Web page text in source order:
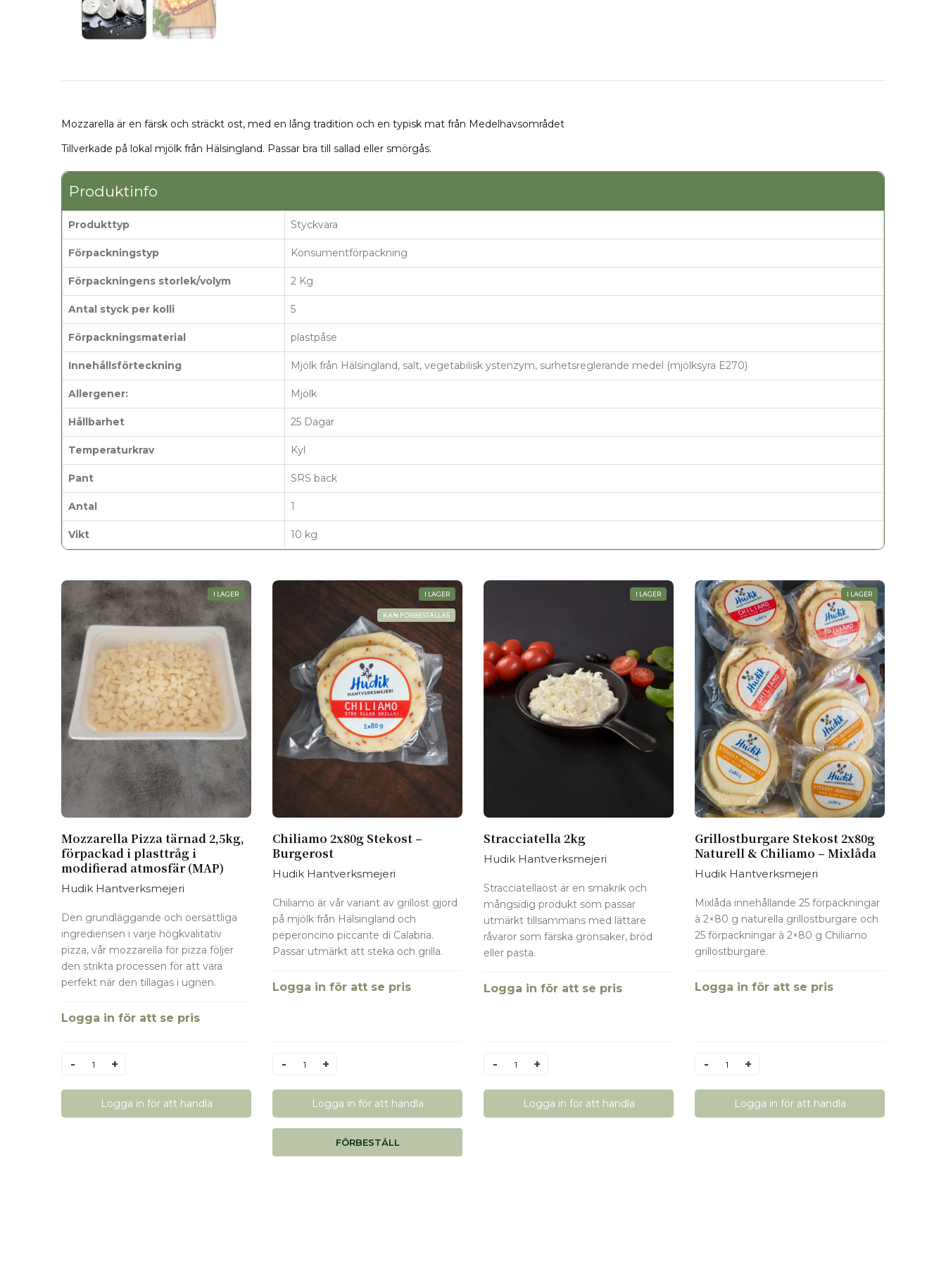
Mozzarella är en färsk och sträckt ost, med en lång tradition och en typisk mat från Medelhavsområdet
Tillverkade på lokal mjölk från Hälsingland. Passar bra till sallad eller smörgås.
Produktinfo
Produkttyp Styckvara
Förpackningstyp Konsumentförpackning
Förpackningens storlek/volym 2 Kg
Antal styck per kolli 5
Förpackningsmaterial plastpåse
Innehållsförteckning Mjölk från Hälsingland, salt, vegetabilisk ystenzym, surhetsreglerande medel (mjölksyra E270)
Allergener: Mjölk
Hållbarhet 25 Dagar
Temperaturkrav Kyl
Pant SRS back
Antal 1
Vikt 10 kg
I LAGER
Mozzarella Pizza tärnad 2,5kg,
förpackad i plasttråg i
modifierad atmosfär (MAP)
Hudik Hantverksmejeri
Den grundläggande och oersättliga
ingrediensen i varje högkvalitativ
pizza, vår mozzarella för pizza följer
den strikta processen för att vara
perfekt när den tillagas i ugnen.
Logga in för att se pris
Antal
Logga in för att handla
KAN FÖRBESTÄLLAS
I LAGER
Chiliamo 2x80g Stekost –
Burgerost
Hudik Hantverksmejeri
Chiliamo är vår variant av grillost gjord
på mjölk från Hälsingland och
peperoncino piccante di Calabria.
Passar utmärkt att steka och grilla.
Logga in för att se pris
Antal
Logga in för att handla
FÖRBESTÄLL
I LAGER
Stracciatella 2kg
Hudik Hantverksmejeri
Stracciatellaost är en smakrik och
mångsidig produkt som passar
utmärkt tillsammans med lättare
råvaror som färska grönsaker, bröd
eller pasta.
Logga in för att se pris
Antal
Logga in för att handla
I LAGER
Grillostburgare Stekost 2x80g
Naturell & Chiliamo – Mixlåda
Hudik Hantverksmejeri
Mixlåda innehållande 25 förpackningar
à 2×80 g naturella grillostburgare och
25 förpackningar à 2×80 g Chiliamo
grillostburgare.
Logga in för att se pris
Antal
Logga in för att handla